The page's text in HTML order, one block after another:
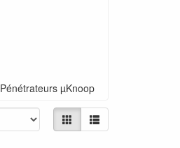
Pénétrateurs µKnoop